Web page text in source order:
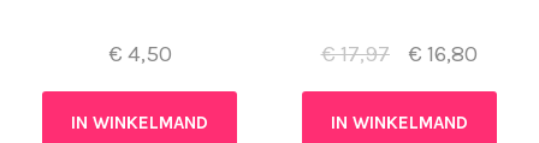
€ 4,50
IN WINKELMAND
€17,97 € 16,80
IN WINKELMAND